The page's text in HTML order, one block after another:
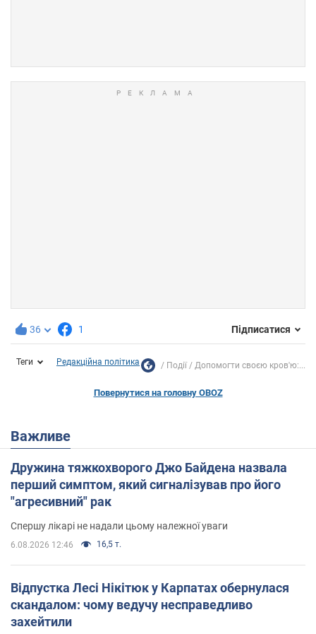
36 1 Підписатися
Теги Редакційна політика Події Допомогти своєю кров'ю:...
Повернутися на головну OBOZ
Важливе
Дружина тяжкохворого Джо Байдена назвала
перший симптом, який сигналізував про його
"агресивний" рак
Спершу лікарі не надали цьому належної уваги
6.08.2026 12:46 16,5 т.
Відпустка Лесі Нікітюк у Карпатах обернулася
скандалом: чому ведучу несправедливо
захейтили